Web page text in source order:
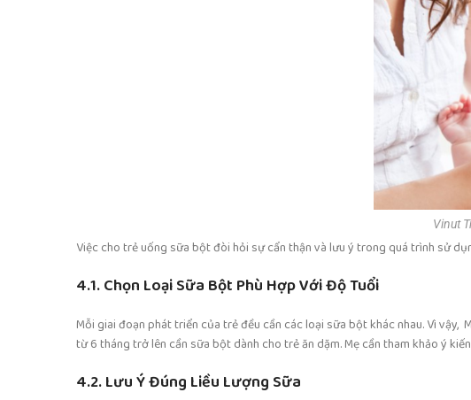
Vinut
Việc cho trẻ uống sữa bột đòi hỏi sự cẩn thận và lưu ý trong quá trình sử
4.1. Chọn Loại Sữa Bột Phù Hợp Với Độ Tuổi
Mỗi giai đoạn phát triển của trẻ đều cần các loại sữa bột khác nhau. Vì
từ 6 tháng trở lên cần sữa bột dành cho trẻ ăn dặm. Mẹ cần tham khảo ý
4.2. Lưu Ý Đúng Liều Lượng Sữa